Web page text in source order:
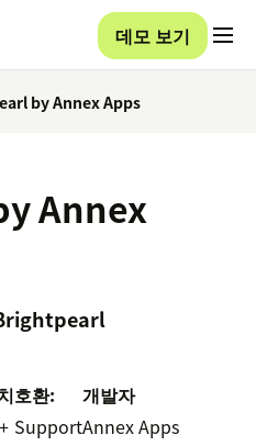
데모 보기
by Annex Apps
Annex
호환:
Support
개발자
Annex Apps